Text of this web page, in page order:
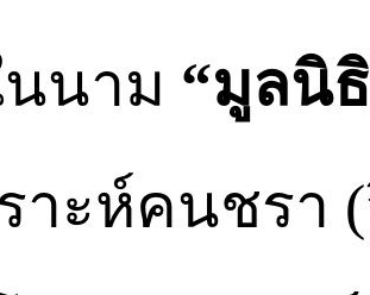
นาม “มูลนิ
าะห์คนชรา